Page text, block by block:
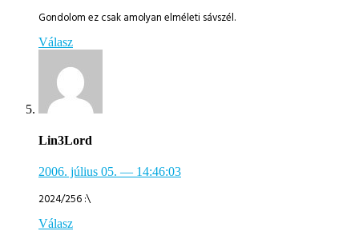
Gondolom ez csak amolyan elméleti sávszél.
Válasz
Lin3Lord
2006. július 05. — 14:46:03
2024/256 :\
Válasz